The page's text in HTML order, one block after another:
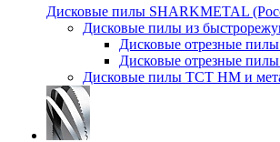
Дисковые пилы SHARKMETAL
Дисковые пилы из
Дисковые отрезные
Дисковые отрезные
Дисковые пилы ТСТ НМ и